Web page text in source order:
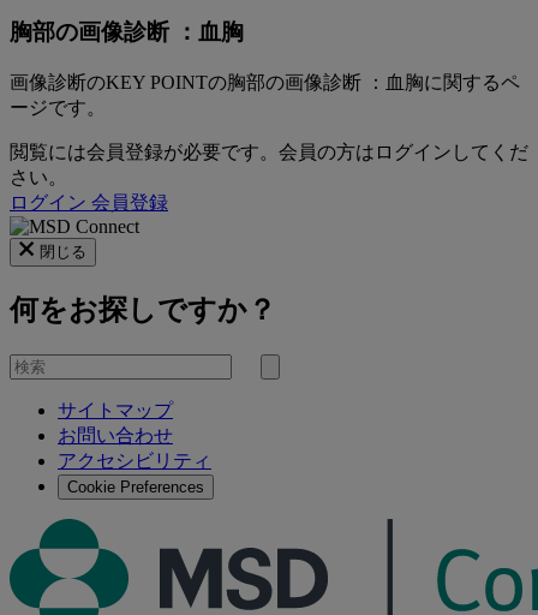
胸部の画像診断 ：血胸
画像診断のKEY POINTの胸部の画像診断 ：血胸に関するペ
ージです。
閲覧には会員登録が必要です。会員の方はログインしてくだ
さい。
ログイン 会員登録
閉じる
何をお探しですか？
を
検
サイトマップ
お問い合わせ
アクセシビリティ
Cookie Preferences